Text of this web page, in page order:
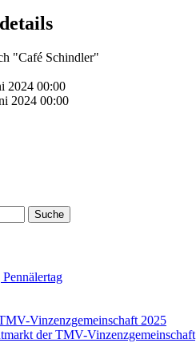
"Café Schindler"
2024 00:00
2024 00:00
Pennälertag
Vinzenzgemeinschaft 2025
der TMV-Vinzenzgemeinschaft